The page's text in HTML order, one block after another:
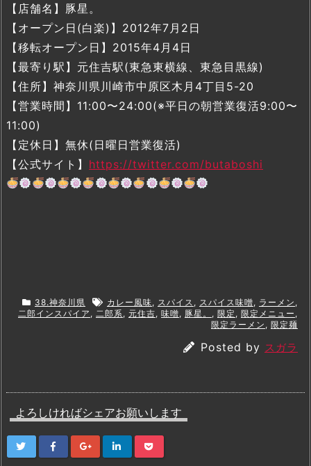
【店舗名】豚星。
【オープン日(白楽)】2012年7月2日
【移転オープン日】2015年4月4日
【最寄り駅】元住吉駅(東急東横線、東急目黒線)
【住所】神奈川県川崎市中原区木月4丁目5-20
【営業時間】11:00〜24:00(※平日の朝営業復活9:00〜
11:00)
【定休日】無休(日曜日営業復活)
【公式サイト】 https://twitter.com/butaboshi
38.神奈川県 カレー風味, スパイス , スパイス味噌, ラーメン ,
二郎インスパイア , 二郎系, 元住吉, 味噌, 豚星。 , 限定 , 限定メニュー ,
限定ラーメン , 限定麺
Posted by スガラ
よろしければシェアお願いします